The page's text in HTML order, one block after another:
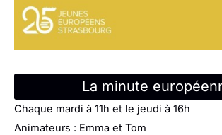
La minute
Chaque mardi à 11h et le jeudi à 16h
Animateurs : Emma et Tom